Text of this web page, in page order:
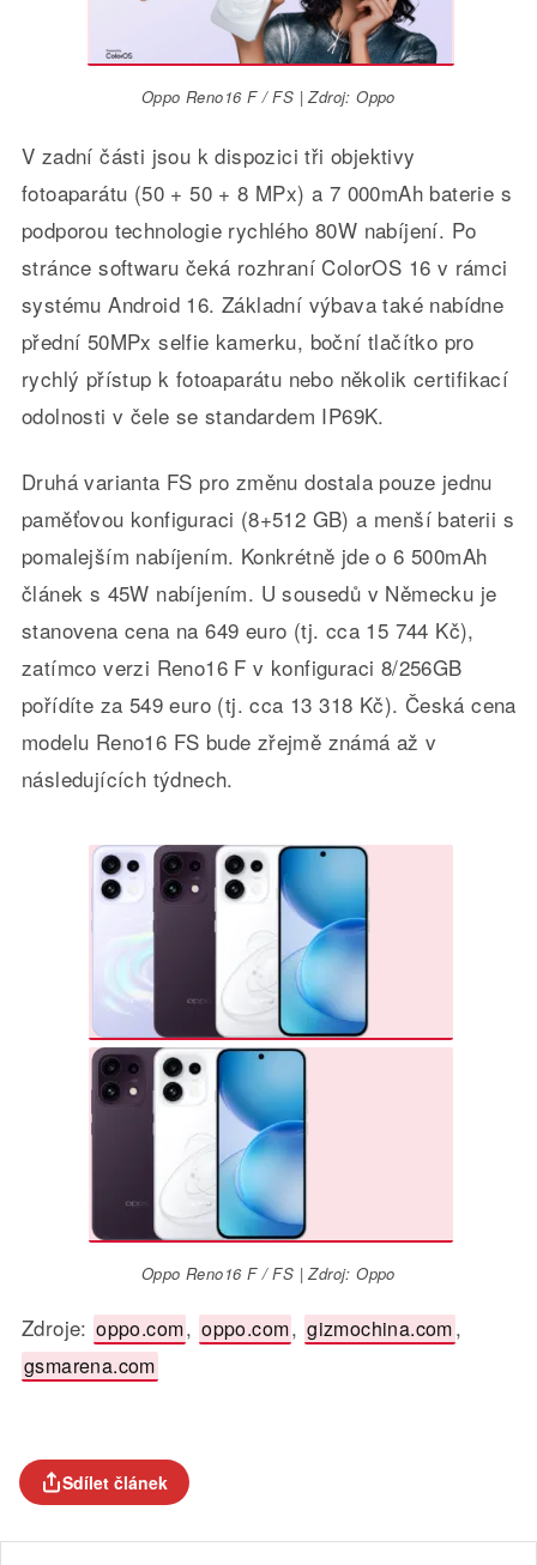
Oppo Reno16 F / FS | Zdroj: Oppo
V zadní části jsou k dispozici tři objektivy
fotoaparátu (50 + 50 + 8 MPx) a 7 000mAh baterie s
podporou technologie rychlého 80W nabíjení. Po
stránce softwaru čeká rozhraní ColorOS 16 v rámci
systému Android 16. Základní výbava také nabídne
přední 50MPx selfie kamerku, boční tlačítko pro
rychlý přístup k fotoaparátu nebo několik certifikací
odolnosti v čele se standardem IP69K.
Druhá varianta FS pro změnu dostala pouze jednu
paměťovou konfiguraci (8+512 GB) a menší baterii s
pomalejším nabíjením. Konkrétně jde o 6 500mAh
článek s 45W nabíjením. U sousedů v Německu je
stanovena cena na 649 euro (tj. cca 15 744 Kč),
zatímco verzi Reno16 F v konfiguraci 8/256GB
pořídíte za 549 euro (tj. cca 13 318 Kč). Česká cena
modelu Reno16 FS bude zřejmě známá až v
následujících týdnech.
Oppo Reno16 F / FS | Zdroj: Oppo
Zdroje: oppo.com, oppo.com, gizmochina.com,
gsmarena.com
Sdílet článek